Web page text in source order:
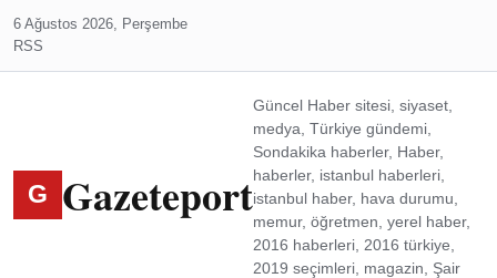
6 Ağustos 2026, Perşembe
RSS
G Gazeteport
Güncel Haber sitesi, siyaset,
medya, Türkiye gündemi,
Sondakika haberler, Haber,
haberler, istanbul haberleri,
istanbul haber, hava durumu,
memur, öğretmen, yerel haber,
2016 haberleri, 2016 türkiye,
2019 seçimleri, magazin, Şair